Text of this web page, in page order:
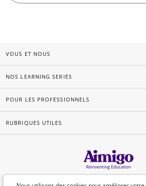
VOUS ET NOUS
NOS LEARNING SERIES
POUR LES PROFESSIONNELS
RUBRIQUES UTILES